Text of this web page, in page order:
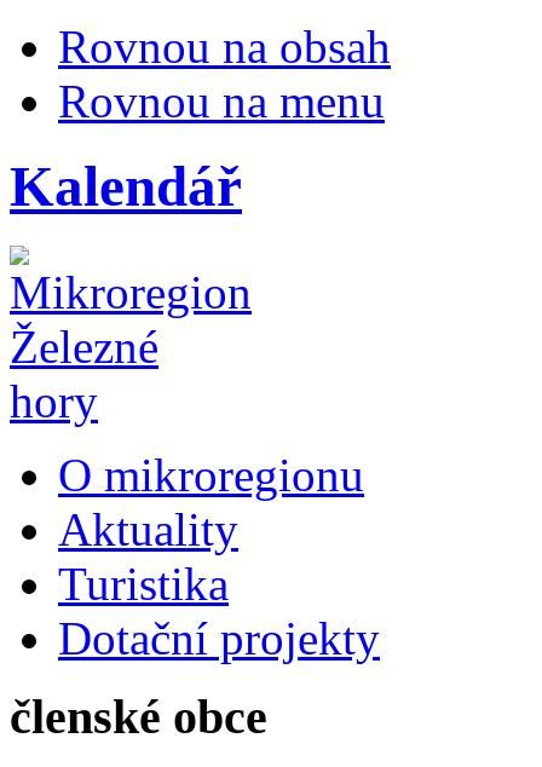
Rovnou na obsah
Rovnou na menu
Kalendář
O mikroregionu
Aktuality
Turistika
Dotační projekty
členské obce